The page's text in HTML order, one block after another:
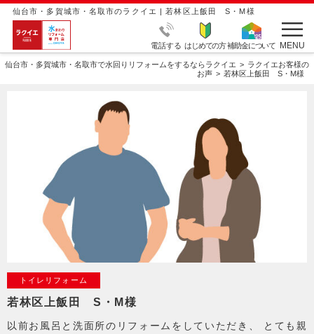
仙台市・多賀城市・名取市のラクイエ | 若林区上飯田 S・M様
電話する はじめての方補助金について MENU
仙台市・多賀城市・名取市で水回りリフォームをするならラクイエ
ラクイエお客様の
お声
若林区上飯田 S・M様
トイレリフォーム
若林区上飯田 S・M様
以前お風呂と洗面所のリフォームをしていただき、 とても親